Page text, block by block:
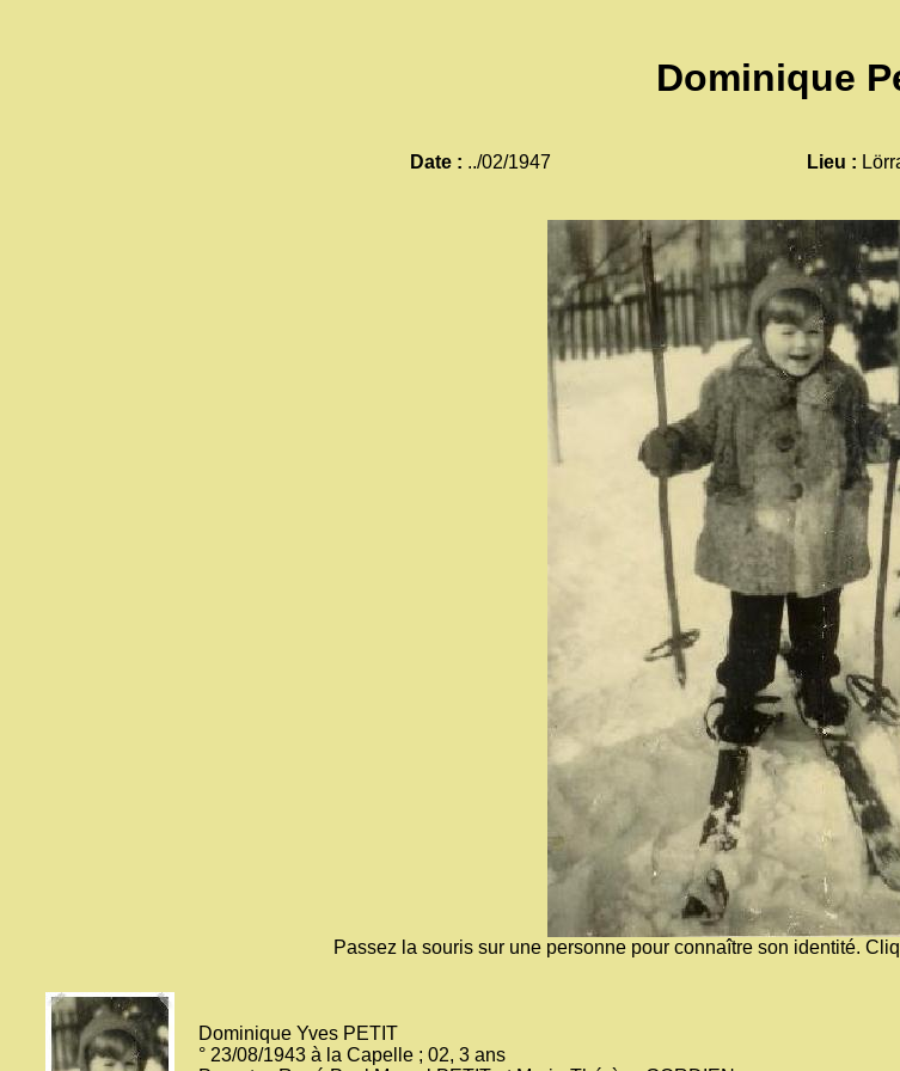
Dominique
Date : ../02/1947 Lieu :
Passez la souris sur une personne pour connaître son identité.
Dominique Yves PETIT
° 23/08/1943 à la Capelle ; 02, 3 ans